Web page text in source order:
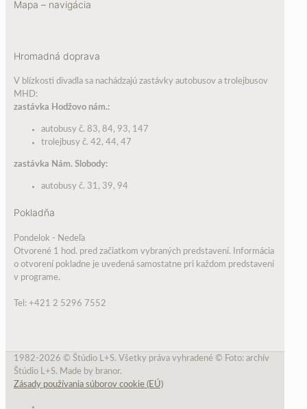
Mapa – navigácia
Hromadná doprava
V blízkosti divadla sa nachádzajú zastávky autobusov a trolejbusov
MHD:
zastávka Hodžovo nám.:
autobusy č. 83, 84, 93, 147
trolejbusy č. 42, 44, 47
zastávka Nám. Slobody:
autobusy č. 31, 39, 94
Pokladňa
Pondelok - Nedeľa
Otvorené 1 hod. pred začiatkom vybraných predstavení. Informácia
o otvorení pokladne je uvedená samostatne pri každom predstavení
v programe.
Tel: +421 2 5296 7552
1982-2026 © Štúdio L+S. Všetky práva vyhradené © Foto: archív
Štúdio L+S. Made by branor.
Zásady používania súborov cookie (EÚ)